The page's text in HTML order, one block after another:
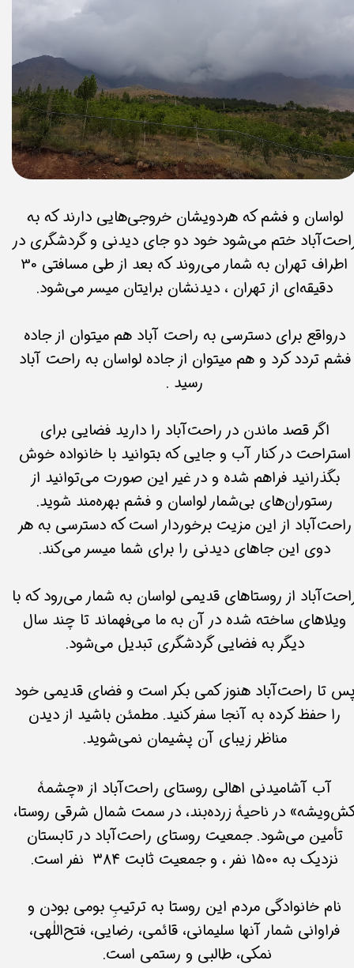
لواسان و فشم که هردویشان خروجی‌هایی دارند که به
ختم می‌شود خود دو جای دیدنی و گردشگری در
اطراف تهران به شمار می‌روند که بعد از طی مسافتی 30
دقیقه‌ای از تهران ، دیدنشان برایتان میسر می‌شود.
درواقع برای دسترسی به راحت آباد هم میتوان از جاده
فشم تردد کرد و هم میتوان از جاده لواسان به راحت آباد
رسید .
اگر قصد ماندن در راحت‌آباد را دارید فضایی برای
استراحت در کنار آب و جایی که بتوانید با خانواده خوش
بگذرانید فراهم شده و در غیر این صورت می‌توانید از
رستوران‌های بی‌شمار لواسان و فشم بهره‌مند شوید.
راحت‌آباد از این مزیت برخوردار است که دسترسی به هر
دوی این جاهای دیدنی را برای شما میسر می‌کند.
از روستاهای قدیمی لواسان به شمار می‌رود که با
ویلاهای ساخته شده در آن به ما می‌فهماند تا چند سال
دیگر به فضایی گردشگری تبدیل می‌شود.
تا راحت‌آباد هنوز کمی بکر است و فضای قدیمی خود
را حفظ کرده به آنجا سفر کنید. مطمئن باشید از دیدن
مناظر زیبای آن پشیمان نمی‌شوید.​​​​​​​
آب آشامیدنی اهالی روستای راحت‌آباد از «چشمۀ
در ناحیۀ زرده‌بند، در سمت شمال شرقی روستا،
تأمین می‌شود. جمعیت روستای راحت‌آباد در تابستان
نزدیک به 1500 نفر ، و جمعیت ثابت ۳۸۴ نفر است.
نام خانوادگی مردم این روستا به ترتیبِ بومی بودن و
فراوانی شمار آنها سلیمانی، قائمی، رضایی، فتح‌اللٰهی،
نمکی، طالبی و رستمی است.